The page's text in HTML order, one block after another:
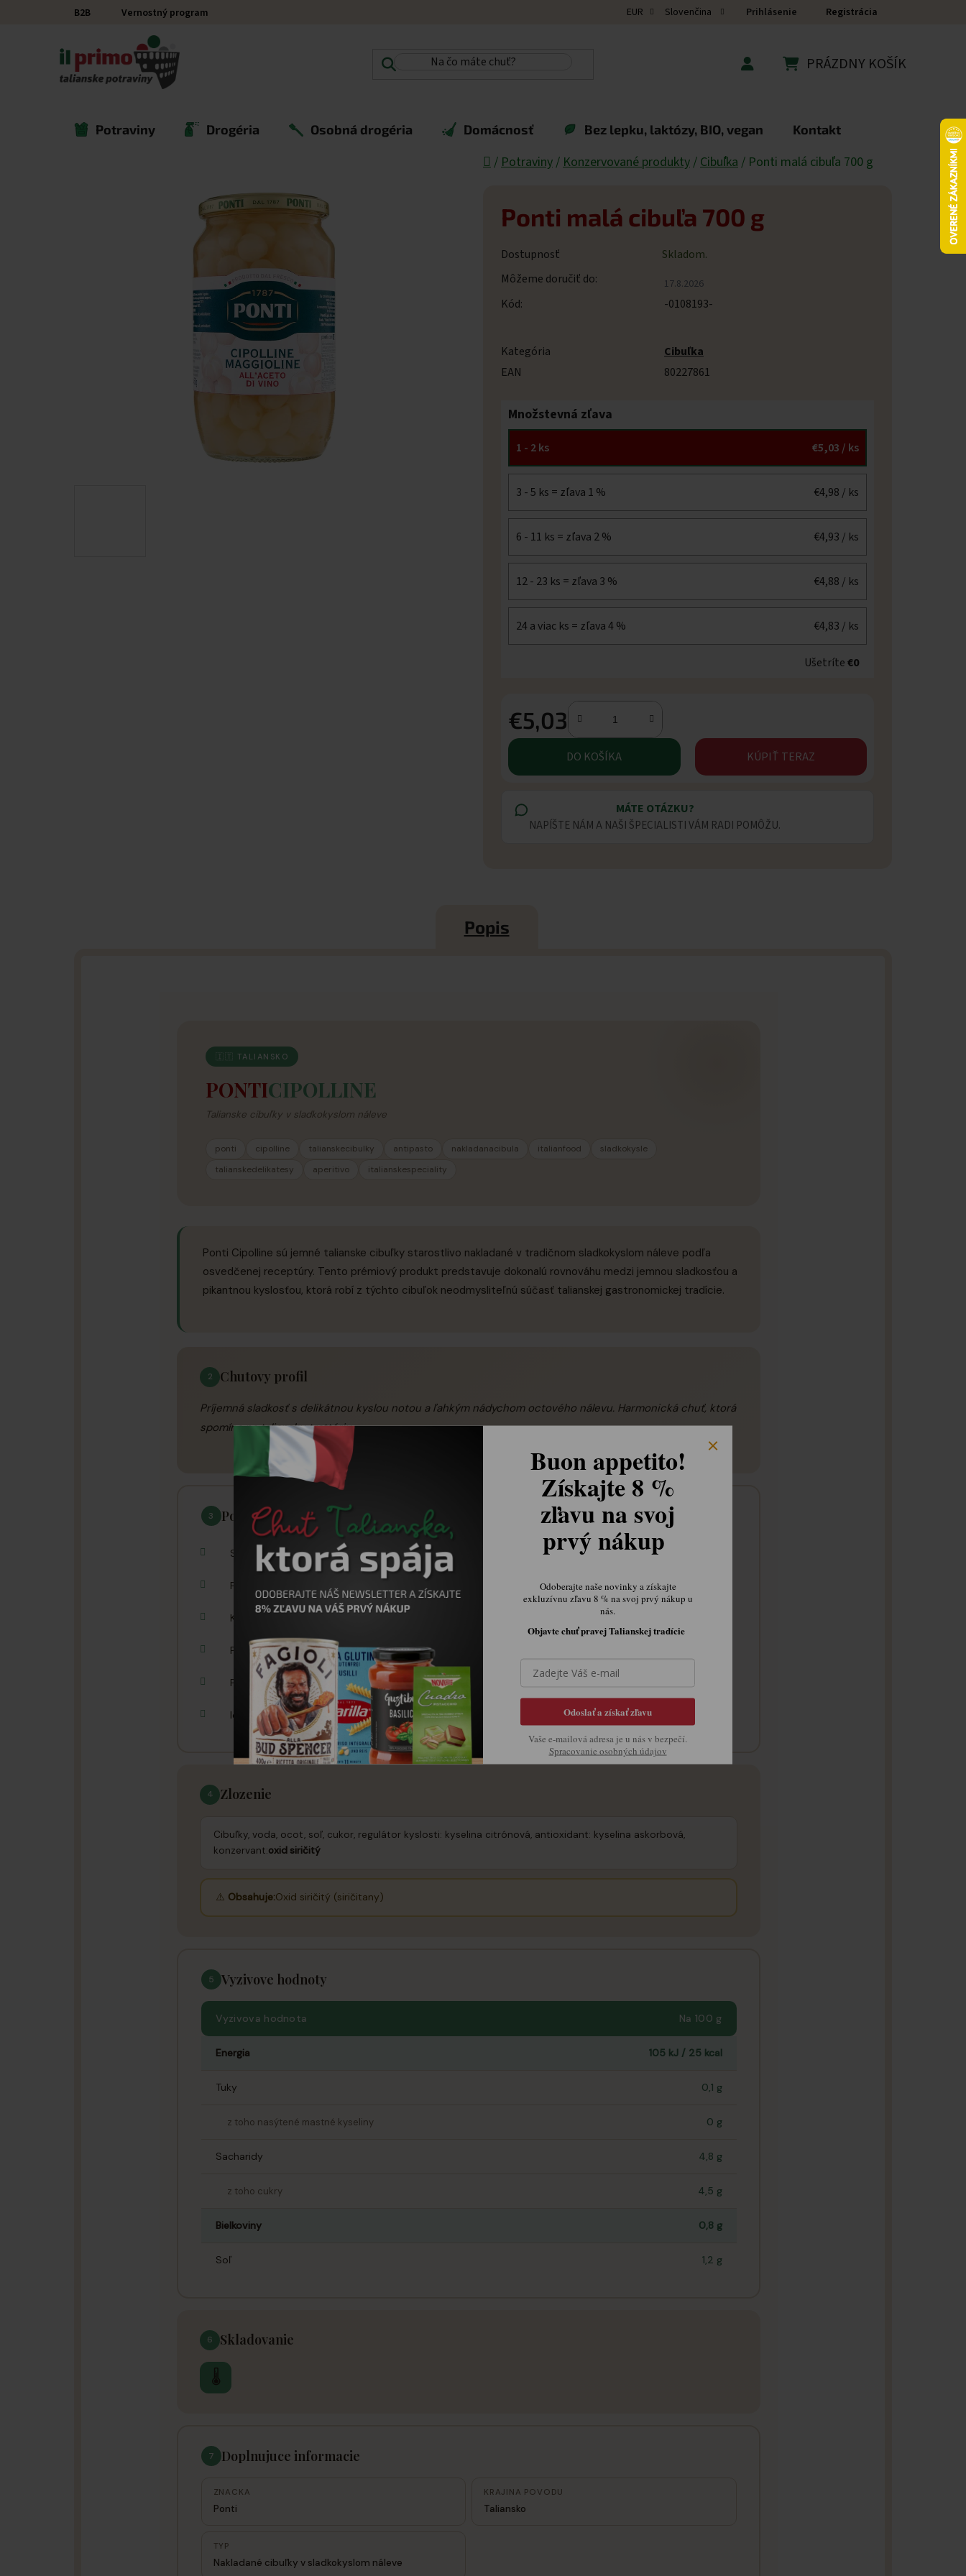
Prejsť na obsahB2B Vernostný program EUR Slovenčina Prihlásenie Registrácia
PRÁZDNY KOŠÍK
Potraviny Drogéria Osobná drogéria Domácnosť Bez lepku, laktózy, BIO, vegan Kontakt
Domov
/ Potraviny / Konzervované produkty / Cibuľka / Ponti malá cibuľa 700 g
Ponti malá cibuľa 700 g
Dostupnosť
Skladom.
Môžeme doručiť do:
17.8.2026
Kód: -0108193-
Kategória
Cibuľka
EAN
80227861
Množstevná zľava
1 - 2 ks €5,03 / ks
3 - 5 ks = zľava 1 % €4,98 / ks
6 - 11 ks = zľava 2 % €4,93 / ks
12 - 23 ks = zľava 3 % €4,88 / ks
24 a viac ks = zľava 4 % €4,83 / ks
Ušetríte€0
€5,03
Jednotková cena:
DO KOŠÍKA
KÚPIŤ TERAZ
MÁTE OTÁZKU?
NAPÍŠTE NÁM A NAŠI ŠPECIALISTI VÁM RADI POMÔŽU.
Popis
🇮🇹 TALIANSKO
PONTICIPOLLINE
Talianske cibuľky v sladkokyslom náleve
ponti cipolline talianskecibulky antipasto nakladanacibula italianfood
sladkokysle
talianskedelikatesy
aperitivo italianskespeciality
Ponti Cipolline sú jemné talianske cibuľky starostlivo nakladané v tradičnom sladkokyslom náleve podľa
osvedčenej receptúry. Tento prémiový produkt predstavuje dokonalú rovnováhu medzi jemnou sladkosťou a
pikantnou kyslosťou, ktorá robí z týchto cibuľok neodmysliteľnú súčasť talianskej gastronomickej tradície.
2 Chutovy profil
Príjemná sladkosť s delikátnou kyslou notou a ľahkým nádychom octového nálevu. Harmonická chuť, ktorá
spomína na taliansku trattóriu.
3 Pouzitie a tipy
Servírujte na miske antipasti spolu s olivami, sušenými paradajkami a kvalitným syrom
Pridajte k výberovému tanieru studených mäsových špecialít ako prosciutto či salámam
Kombinujte s pečenými mäsami, najmä s hovädzím steakom či pečenou bravčovinou
Použite v sendvičoch alebo v šalátoch
Podávajte s čerstvým chlebom a kvalitným olivovým olejom
Ideálne ako antipasto alebo elegantná príloha k jedlám
4 Zlozenie
Cibuľky, voda, ocot, soľ, cukor, regulátor kyslosti: kyselina citrónová, antioxidant: kyselina askorbová,
konzervant:oxid siričitý
⚠️ Obsahuje:Oxid siričitý (siričitany)
5 Vyzivove hodnoty
Vyzivova hodnota Na 100 g
Energia 105 kJ / 25 kcal
Tuky 0,1 g
z toho nasýtené mastné kyseliny 0 g
Sacharidy 4,8 g
z toho cukry 4,5 g
Bielkoviny 0,8 g
Soľ 1,2 g
6 Skladovanie
🌡
7 Doplnujuce informacie
ZNACKA
Ponti
KRAJINA POVODU
Taliansko
TYP
Nakladané cibuľky v sladkokyslom náleve
Buon appetito!
Získajte 8 %
zľavu na svoj
prvý nákup
Odoberajte naše novinky a získajte
exkluzívnu zľavu 8 % na svoj prvý nákup u
nás.
Objavte chuť pravej Talianskej tradície
Odoslať a získať zľavu
Vaše e-mailová adresa je u nás v bezpečí.
Spracovanie osobných údajov